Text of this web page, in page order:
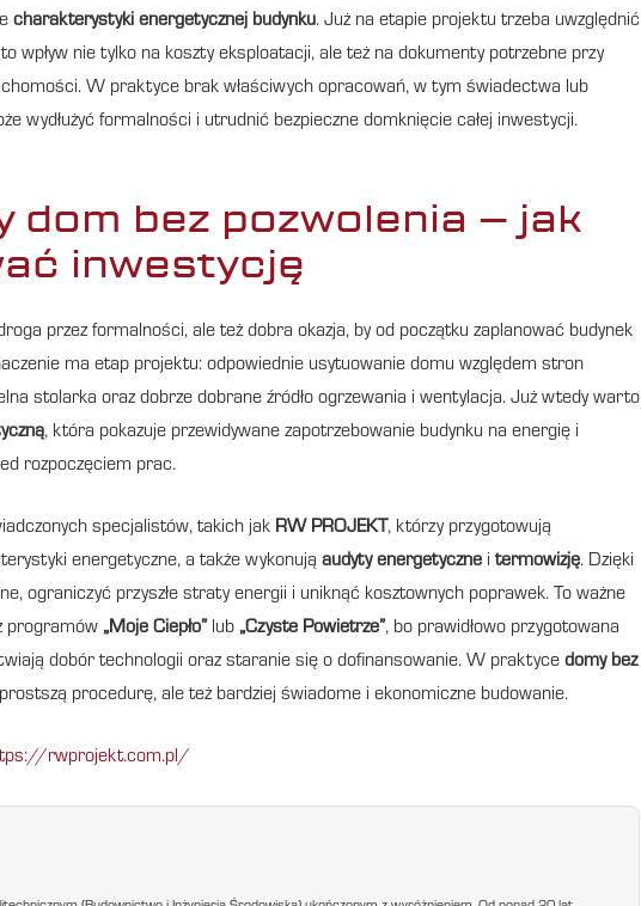
charakterystyki energetycznej budynku. Już na etapie projektu trzeba uwzględnić
wpływ nie tylko na koszty eksploatacji, ale też na dokumenty potrzebne przy
W praktyce brak właściwych opracowań, w tym świadectwa lub
wydłużyć formalności i utrudnić bezpieczne domknięcie całej inwestycji.
dom bez pozwolenia – jak
inwestycję
przez formalności, ale też dobra okazja, by od początku zaplanować budynek
ma etap projektu: odpowiednie usytuowanie domu względem stron
stolarka oraz dobrze dobrane źródło ogrzewania i wentylacja. Już wtedy warto
, która pokazuje przewidywane zapotrzebowanie budynku na energię i
rozpoczęciem prac.
specjalistów, takich jak RW PROJEKT, którzy przygotowują
energetyczne, a także wykonują audyty energetyczne i termowizję. Dzięki
ograniczyć przyszłe straty energii i uniknąć kosztownych poprawek. To ważne
programów „Moje Ciepło” lub „Czyste Powietrze”, bo prawidłowo przygotowana
dobór technologii oraz staranie się o dofinansowanie. W praktyce domy bez
procedurę, ale też bardziej świadome i ekonomiczne budowanie.
rwprojekt.com.pl/